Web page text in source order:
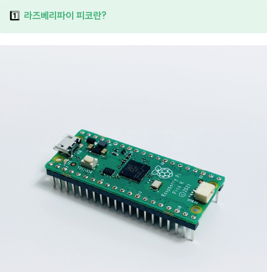
1️⃣ 라즈베리파이 피코란?